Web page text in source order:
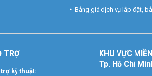
Bảng giá dịch vụ lắp đặt,
TRỢ
kỹ thuật:
KHU VỰC
Tp. Hồ Chí